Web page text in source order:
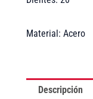
Material: Acero
Descripción